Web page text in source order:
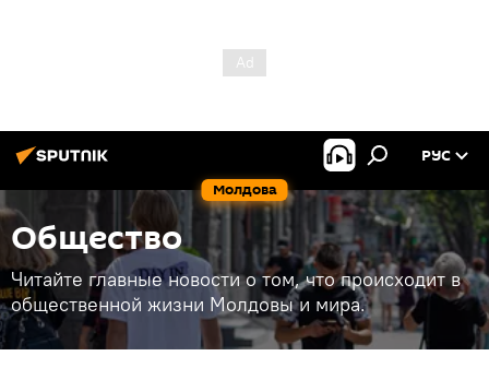
Молдова
РУС
Общество
Читайте главные новости о том, что происходит в
общественной жизни Молдовы и мира.